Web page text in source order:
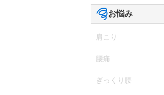
お悩み
肩こり
腰痛
ぎっくり腰